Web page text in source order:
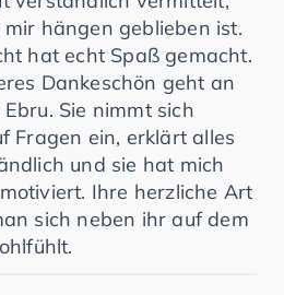
hängen geblieben ist.
hat echt Spaß gemacht.
Dankeschön geht an
Sie nimmt sich
Fragen ein, erklärt alles
und sie hat mich
Ihre herzliche Art
sich neben ihr auf dem